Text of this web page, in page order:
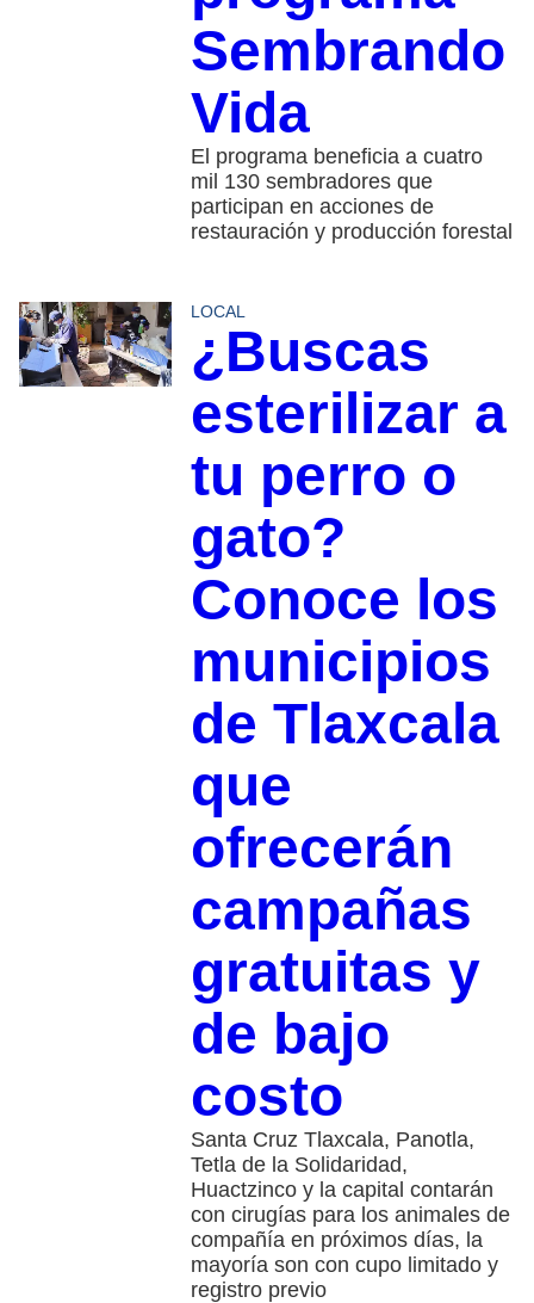
Sembrando
Vida
El programa beneficia a cuatro
mil 130 sembradores que
participan en acciones de
restauración y producción forestal
LOCAL
¿Buscas
esterilizar a
tu perro o
gato?
Conoce los
municipios
de Tlaxcala
que
ofrecerán
campañas
gratuitas y
de bajo
costo
Santa Cruz Tlaxcala, Panotla,
Tetla de la Solidaridad,
Huactzinco y la capital contarán
con cirugías para los animales de
compañía en próximos días, la
mayoría son con cupo limitado y
registro previo